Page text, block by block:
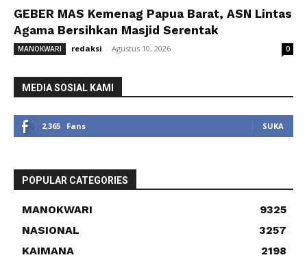
GEBER MAS Kemenag Papua Barat, ASN Lintas
Agama Bersihkan Masjid Serentak
MANOKWARI redaksi - Agustus 10, 2026 0
MEDIA SOSIAL KAMI
2,365 Fans SUKA
POPULAR CATEGORIES
MANOKWARI
9325
NASIONAL
3257
KAIMANA
2198